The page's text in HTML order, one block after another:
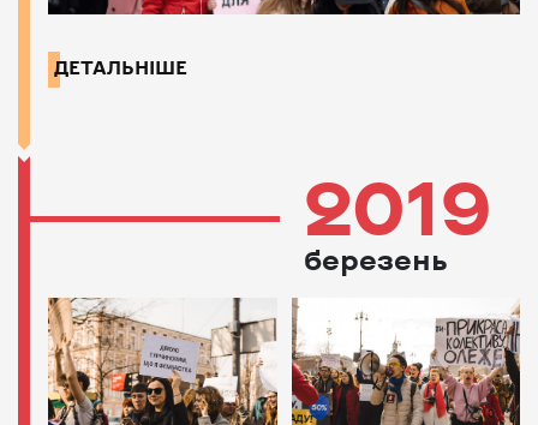
ДЕТАЛЬНІШЕ
2019
березень